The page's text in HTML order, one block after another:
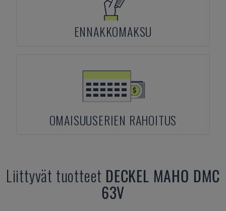
ENNAKKOMAKSU
OMAISUUSERIEN RAHOITUS
Liittyvät tuotteet DECKEL MAHO DMC
63V